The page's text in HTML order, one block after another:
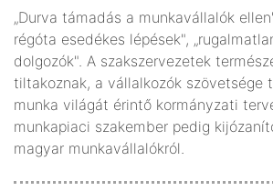
„Durva támadás a munkavállalók
régóta esedékes lépések",
dolgozók". A szakszervezetek
tiltakoznak, a vállalkozók szövetsége
munka világát érintő kormány­zati
munkapiaci szakember pedig
magyar munkavállalókról.